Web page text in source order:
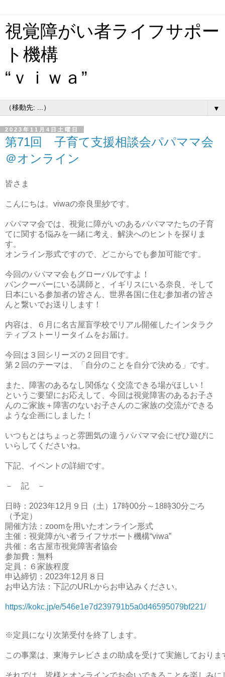
視覚障がい者ライフサポー
ト機構
“ｖｉｗａ”
▼
2023年11月4日土曜日
第71回 子育て支援相談会パパママ会
＠オンライン
皆さま
こんにちは。viwaの奈良里紗です。
パパママ会では、視覚に障がいのあるパパママたちの子育
てに関する悩みを一緒に考え、解決へのヒントを探りま
す。
オンライン形式ですので、どこからでも参加可能です。
今回のパパママ会もグローバルですよ！
バンクーバーにいる講師と、イギリスにいる奈良、そして
日本にいる参加者の皆さん、世界各国に住む参加者の皆さ
んと繋いでお送りします！
内容は、６月に名古屋盲学校でリアル開催したインタラク
ティブストーリータイムをお届け。
今回は３回シリーズの２回目です。
第２回のテーマは、「自分のことを自分で決める」です。
また、障害のあるなし関係なく交流できる場がほしい！
というご要望にお応えして、今回は視覚障害のあるお子さ
んのご家族＋障害のないお子さんのご家族の交流ができる
ような企画にしました！
いつもとはちょっと雰囲気の違うパパママ会にぜひ遊びに
いらしてくださいね。
下記、イベントの詳細です。
－ 記 －
日時：2023年12月９日（土）17時00分～18時30分ごろ
（予定）
開催方法：zoomを用いたオンライン形式
主催：視覚障がい者ライフサポート機構“viwa”
共催：名古屋市視覚障害者協会
参加費：無料
定員：６家族程度
申込締切：2023年12月８日
お申込方法：下記のURLからお申込みください。
https://kokc.jp/e/546e1e7d239791b5a0d46595079bf221/
※定員になり次第受付を終了します。
この事業は、東海テレビさまの助成を受けて実施しておりま
それでは、皆様とオンラインでお会いできることを楽しみに